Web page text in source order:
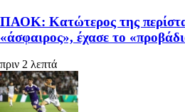
ΠΑΟΚ: Κατώτερος της
«άσφαιρος», έχασε το
πριν 2 λεπτά